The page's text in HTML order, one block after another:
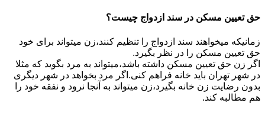
حق تعیین مسکن در سند ازدواج چیست؟
زمانیکه میخواهند سند ازدواج را تنظیم کنند،زن میتواند برای خود
حق تعیین مسکن را در نظر بگیرد.
اگر زن حق تعیین مسکن داشته باشد،میتواند به مرد بگوید که مثلا
در شهر تهران باید خانه فراهم کنی.اگر مرد بخواهد در شهر دیگری
بدون رضایت زن خانه بگیرد،زن میتواند به آنجا نرود و نفقه خود را
هم مطالبه کند.